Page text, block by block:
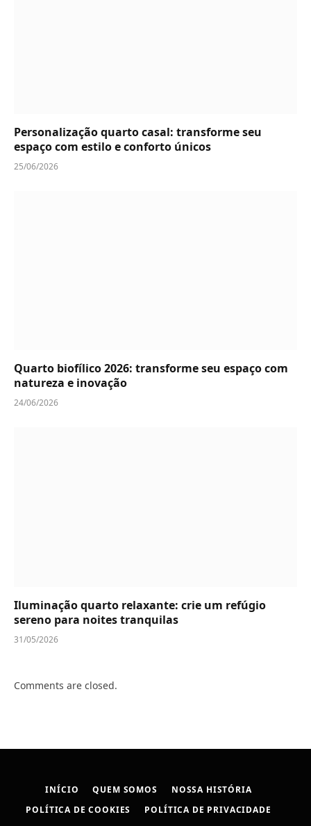
Personalização quarto casal: transforme seu
espaço com estilo e conforto únicos
25/06/2026
Quarto biofílico 2026: transforme seu espaço com
natureza e inovação
24/06/2026
Iluminação quarto relaxante: crie um refúgio
sereno para noites tranquilas
31/05/2026
Comments are closed.
INÍCIO QUEM SOMOS
NOSSA HISTÓRIA
POLÍTICA DE COOKIES
POLÍTICA DE PRIVACIDADE